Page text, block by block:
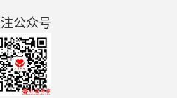
公众号